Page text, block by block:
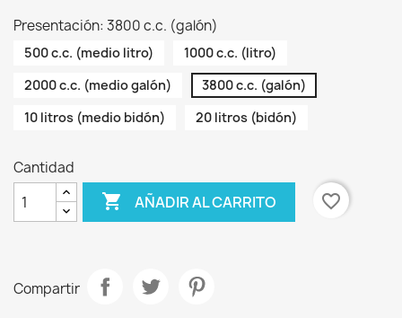
Presentación: 3800 c.c. (galón)
500 c.c. (medio litro)
1000 c.c. (litro)
2000 c.c. (medio galón)
3800 c.c. (galón)
10 litros (medio bidón)
20 litros (bidón)
Cantidad
 AÑADIR AL CARRITO favorite_border
Compartir